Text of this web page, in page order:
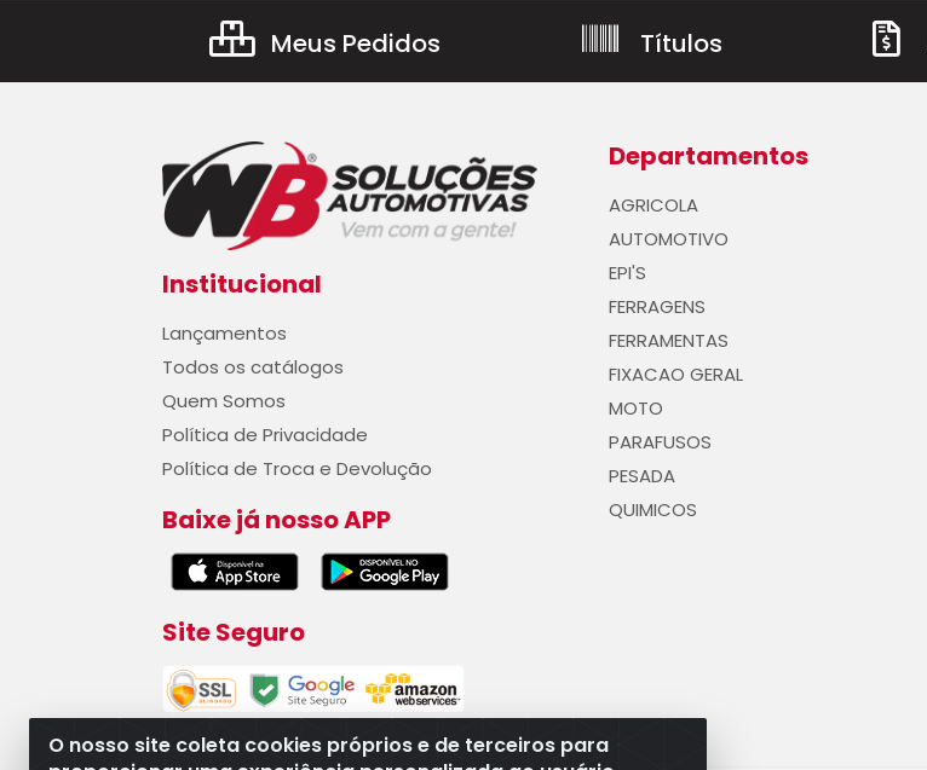
O nosso site coleta cookies próprios e de terceiros para
Meus Pedidos Títulos
Institucional
Lançamentos
Todos os catálogos
Quem Somos
Política de Privacidade
Política de Troca e Devolução
Baixe já nosso APP
Site Seguro
Departamentos
AGRICOLA
AUTOMOTIVO
EPI'S
FERRAGENS
FERRAMENTAS
FIXACAO GERAL
MOTO
PARAFUSOS
PESADA
QUIMICOS